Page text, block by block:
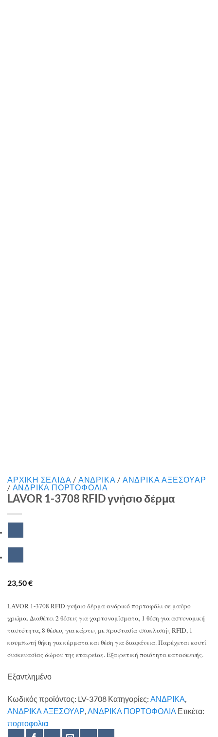
ΑΡΧΙΚΉ ΣΕΛΊΔΑ / ΑΝΔΡΙΚΑ / ΑΝΔΡΙΚΑ ΑΞΕΣΟΥΑΡ
/ ΑΝΔΡΙΚΑ ΠΟΡΤΟΦΟΛΙΑ
LAVOR 1-3708 RFID γνήσιο δέρμα
23,50€
LAVOR 1-3708 RFID γνήσιο δέρμα ανδρικό πορτοφόλι σε μαύρο
χρώμα. Διαθέτει 2 θέσεις για χαρτονομίσματα, 1 θέση για αστυνομική
ταυτότητα, 8 θέσεις για κάρτες με προστασία υποκλοπής RFID, 1
κουμπωτή θήκη για κέρματα και θέση για διαφάνεια. Παρέχεται κουτί
συσκευασίας δώρου της εταιρείας. Εξαιρετική ποιότητα κατασκευής.
Εξαντλημένο
Κωδικός προϊόντος: LV-3708 Κατηγορίες: ΑΝΔΡΙΚΑ
ΑΝΔΡΙΚΑ ΑΞΕΣΟΥΑΡ ΑΝΔΡΙΚΑ ΠΟΡΤΟΦΟΛΙΑ Ετικέτα:
πορτοφολια